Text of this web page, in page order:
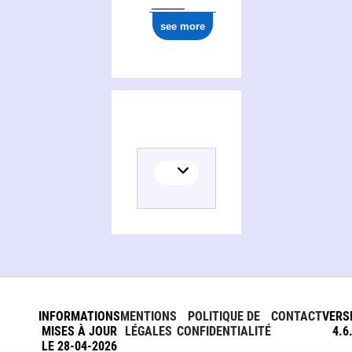
see more
INFORMATIONS
MISES À JOUR
LE 28-04-2026
MENTIONS
LÉGALES
POLITIQUE DE
CONFIDENTIALITÉ
CONTACT